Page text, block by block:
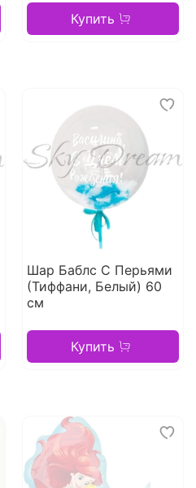
Купить
Шар Баблс С Перьями
(Тиффани, Белый) 60
см
Купить